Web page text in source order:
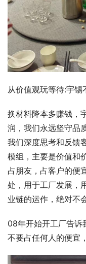
从价值观玩等待:宇锡
换材料降本多赚钱，
润，我们永远坚守品
我们深度思考和反馈
模组，主要是价值和
占朋友，占客户的便
处，用于工厂发展，
业链的运作，绝对不
08年开始开工厂告诉
不要占任何人的便宜